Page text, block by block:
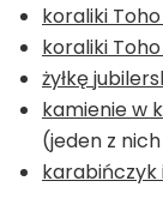
koraliki Toho
koraliki
żyłkę
kamienie w
(jeden z
karabińczyk